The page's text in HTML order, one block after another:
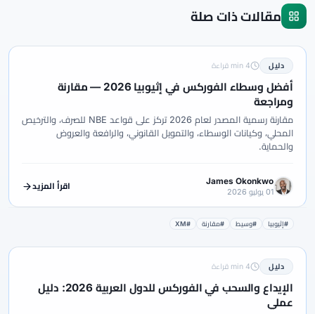
مقالات ذات صلة
دليل 4 min قراءة
أفضل وسطاء الفوركس في إثيوبيا 2026 — مقارنة
ومراجعة
مقارنة رسمية المصدر لعام 2026 تركز على قواعد NBE للصرف، والترخيص
المحلي، وكيانات الوسطاء، والتمويل القانوني، والرافعة والعروض
والحماية.
James Okonkwo
01 يوليو 2026
اقرأ المزيد
#إثيوبيا #وسيط #مقارنة #XM
دليل 4 min قراءة
الإيداع والسحب في الفوركس للدول العربية 2026: دليل
عملي